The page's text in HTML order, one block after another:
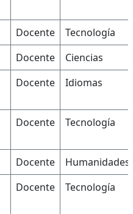
Docente
Tecnología
Docente
Ciencias
Docente Idiomas
Docente Tecnología
Docente
Humanidades
Docente Tecnología